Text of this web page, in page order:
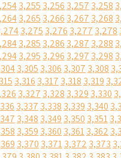
3,255 3,256 3,257 3,258
3,265 3,266 3,267 3,268
3,275 3,276 3,277 3,278
3,285 3,286 3,287 3,288
3,295 3,296 3,297 3,298
3,305 3,306 3,307 3,308
3,316 3,317 3,318 3,319
3,327 3,328 3,329 3,330
3,337 3,338 3,339 3,340
3,348 3,349 3,350 3,351
3,359 3,360 3,3613,362
3,370 3,3713,372 3,373